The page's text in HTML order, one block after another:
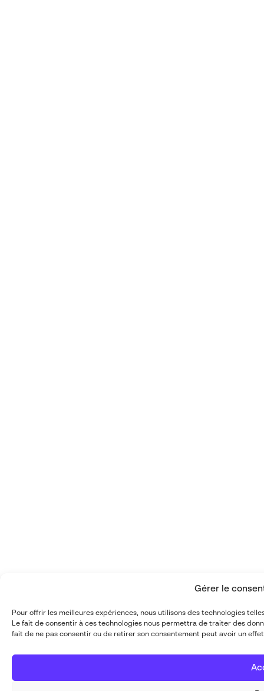
Gérer le
Pour offrir les meilleures expériences, nous utilisons des technologies
Le fait de consentir à ces technologies nous permettra de traiter des
fait de ne pas consentir ou de retirer son consentement peut avoir un